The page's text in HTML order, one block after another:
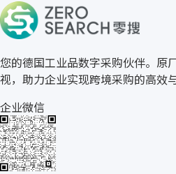
关于零搜
您的德国工业品数字采购伙伴。原
视，助力企业实现跨境采购的高效
企业微信